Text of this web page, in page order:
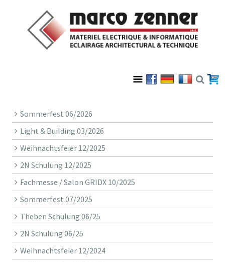
Sommerfest 06/2026
Light & Building 03/2026
Weihnachtsfeier 12/2025
2N Schulung 12/2025
Fachmesse / Salon GRIDX 10/2025
Sommerfest 07/2025
Theben Schulung 06/25
2N Schulung 06/25
Weihnachtsfeier 12/2024